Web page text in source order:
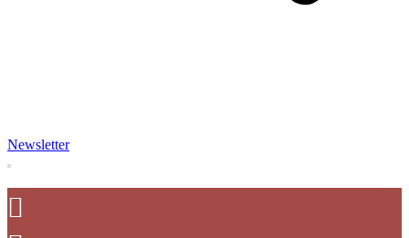
Newsletter